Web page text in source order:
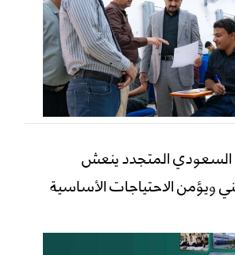
السعودي المتجدد ينعش
ويؤمن الاحتياجات الأساسية